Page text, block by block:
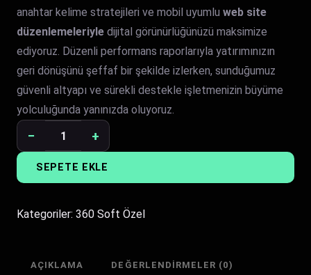
anahtar kelime stratejileri ve mobil uyumlu web site
düzenlemeleriyle dijital görünürlüğünüzü maksimize
ediyoruz. Düzenli performans raporlarıyla yatırımınızın
geri dönüşünü şeffaf bir şekilde izlerken, sunduğumuz
güvenli altyapı ve sürekli destekle işletmenizin büyüme
yolculuğunda yanınızda oluyoruz.
Çilingir
Web
Tasarım
Bölgesel
Paketi
− +
SEPETE EKLE
Kategoriler: 360 Soft Özel
AÇIKLAMA DEĞERLENDIRMELER (0)